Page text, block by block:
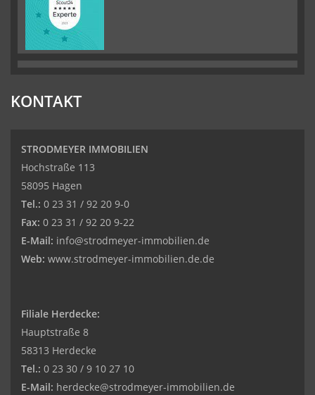
KONTAKT
STRODMEYER IMMOBILIEN
Hochstraße 113
58095 Hagen
Tel.: 0 23 31 / 92 20 9-0
Fax: 0 23 31 / 92 20 9-22
E-Mail: info@strodmeyer-immobilien.de
Web: www.strodmeyer-immobilien.de.de
Filiale Herdecke:
Hauptstraße 8
58313 Herdecke
Tel.: 0 23 30 / 9 10 27 10
E-Mail: herdecke@strodmeyer-immobilien.de